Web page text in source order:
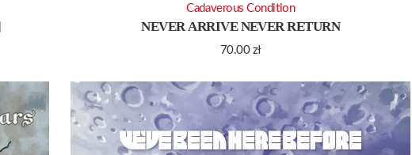
NEVER ARRIVE NEVER RETURN
70.00 zł
Cadaverous Condition